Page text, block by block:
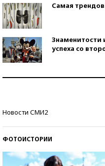
Самая
Знаменитости
успеха со
Новости СМИ2
ФОТОИСТОРИИ